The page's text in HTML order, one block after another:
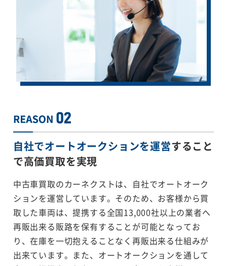
自社でオートオークションを運営すること
で高価買取を実現
中古車買取のカーネクストは、自社でオートオーク
ションを運営しています。そのため、お客様から買
取した車両は、提携する全国13,000社以上の業者へ
再販出来る販路を保有することが可能となってお
り、在庫を一切抱えることなく再販出来る仕組みが
出来ています。また、オートオークションを通して